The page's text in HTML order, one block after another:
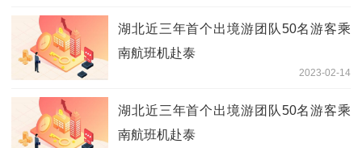
湖北近三年首个出境游团队50名游客乘
南航班机赴泰
2023-02-14
湖北近三年首个出境游团队50名游客乘
南航班机赴泰